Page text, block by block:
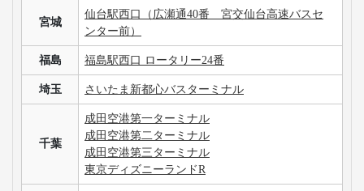
宮城
仙台駅西口（広瀬通40番 宮交仙台高速バスセ
ンター前）
福島 福島駅西口 ロータリー24番
埼玉 さいたま新都心バスターミナル
千葉
成田空港第一ターミナル
成田空港第二ターミナル
成田空港第三ターミナル
東京ディズニーランドR